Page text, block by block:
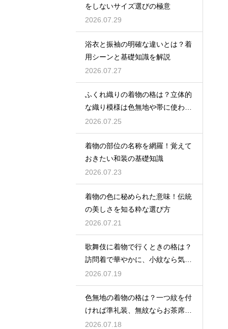
をしないサイズ選びの極意
2026.07.29
浴衣と振袖の明確な違いとは？着
用シーンと基礎知識を解説
2026.07.27
ふくれ織りの着物の格は？立体的
な織り模様は色無地や帯に使われ
格は控えめ
2026.07.25
着物の部位の名称を網羅！覚えて
おきたい和装の基礎知識
2026.07.23
着物の色に秘められた意味！伝統
の美しさを知る粋な選び方
2026.07.21
歌舞伎に着物で行くときの格は？
訪問着で華やかに、小紋なら気軽
な観劇に
2026.07.19
色無地の着物の格は？一つ紋を付
ければ準礼装、無紋ならお茶席向
きの格
2026.07.18